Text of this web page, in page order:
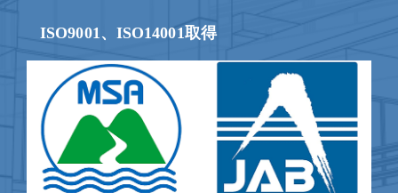
ISO9001、ISO14001取得